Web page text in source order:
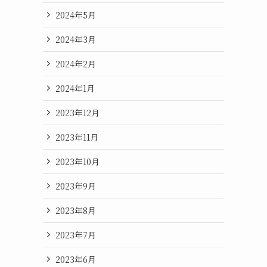
2024年5月
2024年3月
2024年2月
2024年1月
2023年12月
2023年11月
2023年10月
2023年9月
2023年8月
2023年7月
2023年6月